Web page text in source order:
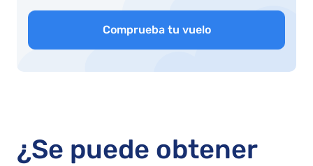
Comprueba tu vuelo
¿Se puede obtener